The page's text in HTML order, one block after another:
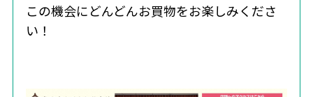
この機会にどんどんお買物をお楽しみくださ
い！